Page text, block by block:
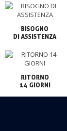
BISOGNO
RITORNO
14 GIORNI